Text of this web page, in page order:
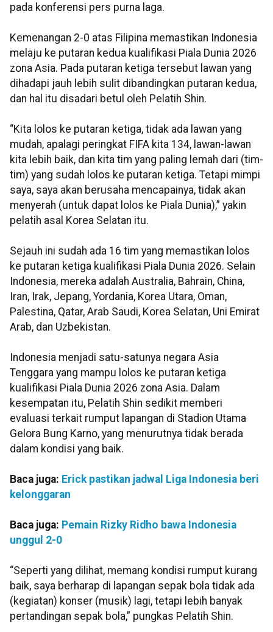
pada konferensi pers purna laga.
Kemenangan 2-0 atas Filipina memastikan Indonesia
melaju ke putaran kedua kualifikasi Piala Dunia 2026
zona Asia. Pada putaran ketiga tersebut lawan yang
dihadapi jauh lebih sulit dibandingkan putaran kedua,
dan hal itu disadari betul oleh Pelatih Shin.
“Kita lolos ke putaran ketiga, tidak ada lawan yang
mudah, apalagi peringkat FIFA kita 134, lawan-lawan
kita lebih baik, dan kita tim yang paling lemah dari (tim-
tim) yang sudah lolos ke putaran ketiga. Tetapi mimpi
saya, saya akan berusaha mencapainya, tidak akan
menyerah (untuk dapat lolos ke Piala Dunia),” yakin
pelatih asal Korea Selatan itu.
Sejauh ini sudah ada 16 tim yang memastikan lolos
ke putaran ketiga kualifikasi Piala Dunia 2026. Selain
Indonesia, mereka adalah Australia, Bahrain, China,
Iran, Irak, Jepang, Yordania, Korea Utara, Oman,
Palestina, Qatar, Arab Saudi, Korea Selatan, Uni Emirat
Arab, dan Uzbekistan.
Indonesia menjadi satu-satunya negara Asia
Tenggara yang mampu lolos ke putaran ketiga
kualifikasi Piala Dunia 2026 zona Asia. Dalam
kesempatan itu, Pelatih Shin sedikit memberi
evaluasi terkait rumput lapangan di Stadion Utama
Gelora Bung Karno, yang menurutnya tidak berada
dalam kondisi yang baik.
Baca juga: Erick pastikan jadwal Liga Indonesia beri
kelonggaran
Baca juga: Pemain Rizky Ridho bawa Indonesia
unggul 2-0
“Seperti yang dilihat, memang kondisi rumput kurang
baik, saya berharap di lapangan sepak bola tidak ada
(kegiatan) konser (musik) lagi, tetapi lebih banyak
pertandingan sepak bola,” pungkas Pelatih Shin.